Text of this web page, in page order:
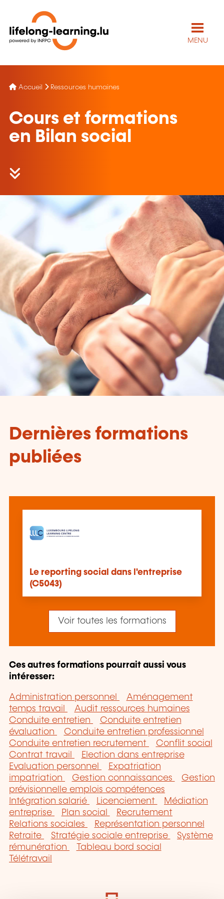
MENU
Accueil Ressources humaines
Cours et formations
en Bilan social
Dernières formations
publiées
Le reporting social dans l'entreprise
(C5043)
Voir toutes les formations
Ces autres formations pourrait aussi vous
intéresser:
Administration personnel
Aménagement
temps travail
Audit ressources humaines
Conduite entretien
Conduite entretien
évaluation
Conduite entretien professionnel
Conduite entretien recrutement
Conflit social
Contrat travail
Election dans entreprise
Evaluation personnel
Expatriation
impatriation
Gestion connaissances
Gestion
prévisionnelle emplois compétences
Intégration salarié
Licenciement
Médiation
entreprise
Plan social
Recrutement
Relations sociales
Représentation personnel
Retraite
Stratégie sociale entreprise
Système
rémunération
Tableau bord social
Télétravail